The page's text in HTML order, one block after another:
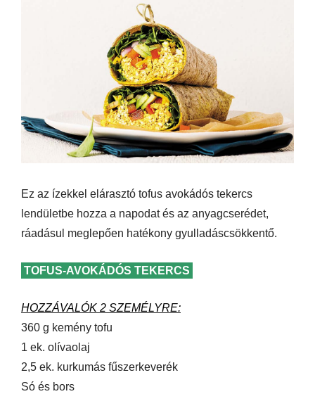
Ez az ízekkel elárasztó tofus avokádós tekercs
lendületbe hozza a napodat és az anyagcserédet,
ráadásul meglepően hatékony gyulladáscsökkentő.
TOFUS-AVOKÁDÓS TEKERCS
HOZZÁVALÓK 2 SZEMÉLYRE:
360 g kemény tofu
1 ek. olívaolaj
2,5 ek. kurkumás fűszerkeverék
Só és bors